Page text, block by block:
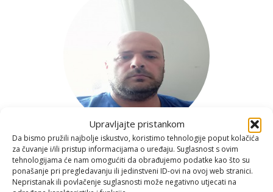
Upravljajte pristankom
Da bismo pružili najbolje iskustvo, koristimo tehnologije poput kolačića
za čuvanje i/ili pristup informacijama o uređaju. Suglasnost s ovim
tehnologijama će nam omogućiti da obrađujemo podatke kao što su
ponašanje pri pregledavanju ili jedinstveni ID-ovi na ovoj web stranici.
Nepristanak ili povlačenje suglasnosti može negativno utjecati na